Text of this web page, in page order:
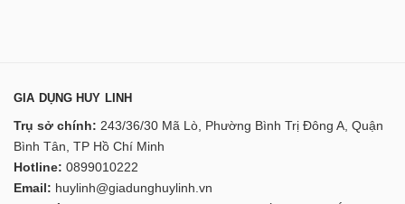
GIA DỤNG HUY LINH
Trụ sở chính: 243/36/30 Mã Lò, Phường Bình Trị Đông A, Quận
Bình Tân, TP Hồ Chí Minh
Hotline: 0899010222
Email: huylinh@giadunghuylinh.vn